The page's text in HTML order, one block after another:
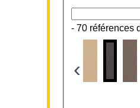
- 70 références
‹